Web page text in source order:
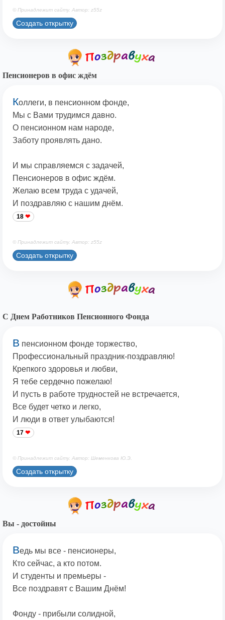
© Принадлежит сайту. Автор: z55z
Создать открытку
Пенсионеров в офис ждём
Коллеги, в пенсионном фонде,
Мы с Вами трудимся давно.
О пенсионном нам народе,
Заботу проявлять дано.
И мы справляемся с задачей,
Пенсионеров в офис ждём.
Желаю всем труда с удачей,
И поздравляю с нашим днём.
18
© Принадлежит сайту. Автор: z55z
Создать открытку
С Днем Работников Пенсионного Фонда
В пенсионном фонде торжество,
Профессиональный праздник-поздравляю!
Крепкого здоровья и любви,
Я тебе сердечно пожелаю!
И пусть в работе трудностей не встречается,
Все будет четко и легко,
И люди в ответ улыбаются!
17
© Принадлежит сайту. Автор: Шеменкова Ю.Э.
Создать открытку
Вы - достойны
Ведь мы все - пенсионеры,
Кто сейчас, а кто потом.
И студенты и премьеры -
Все поздравят с Вашим Днём!
Фонду - прибыли солидной,